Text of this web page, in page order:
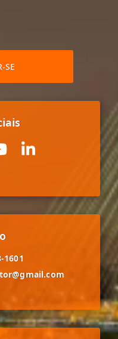
SE
1601